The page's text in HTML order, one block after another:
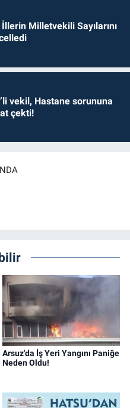
İllerin Milletvekili Sayılarını
vekil, Hastane sorununa
çekti!
Arsuz'da İş Yeri Yangını Paniğe
Neden Oldu!